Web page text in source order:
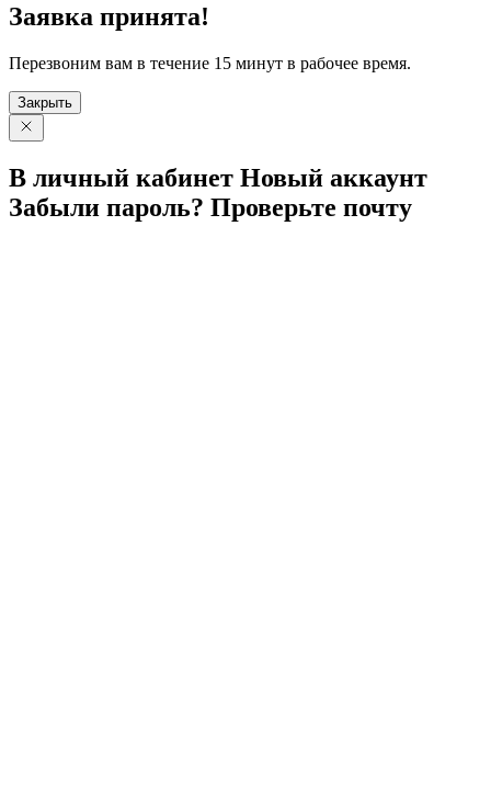
Заявка принята!
Перезвоним вам в течение 15 минут в рабочее время.
Закрыть
В личный кабинет Новый аккаунт
Забыли пароль? Проверьте почту